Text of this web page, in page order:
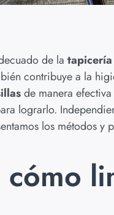
de la
contribuye a la
de manera
lograrlo.
los métodos y